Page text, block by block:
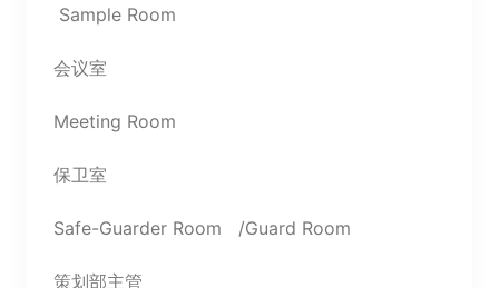
Sample Room
会议室
Meeting Room
保卫室
Safe-Guarder Room /Guard Room
策划部主管